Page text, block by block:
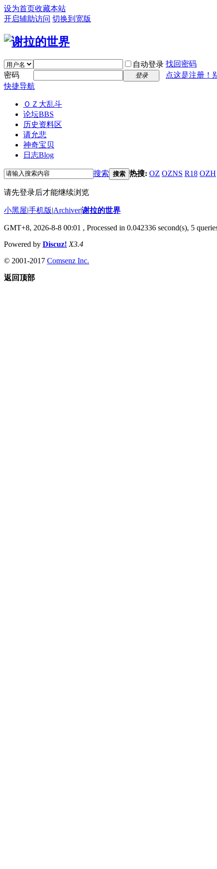
设为首页收藏本站
开启辅助访问 切换到宽版
自动登录 找回密码
密码
登录
点这是注册！
快捷导航
ＯＺ大乱斗
论坛BBS
历史资料区
请允悲
神奇宝贝
日志Blog
搜索 搜索 热搜: OZ OZNS R18 OZH
请先登录后才能继续浏览
小黑屋|手机版|Archiver|谢拉的世界
GMT+8, 2026-8-8 00:01 , Processed in 0.042336 second(s), 5
Powered by Discuz! X3.4
© 2001-2017 Comsenz Inc.
返回顶部